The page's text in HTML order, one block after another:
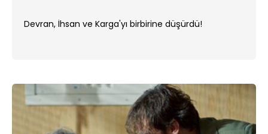
Devran, İhsan ve Karga'yı birbirine düşürdü!